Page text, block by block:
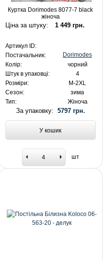
Куртка Dorimodes 8077-7 black
жіноча
Ціна за штуку: 1 449 грн.
Артикул ID:
Постачальник:
Dorimodes
Колір:
чорний
Штук в упаковці:
4
Розміри:
M-2XL
Сезон:
зима
Тип:
Жіноча
За упаковку: 5797 грн.
У кошик
шт